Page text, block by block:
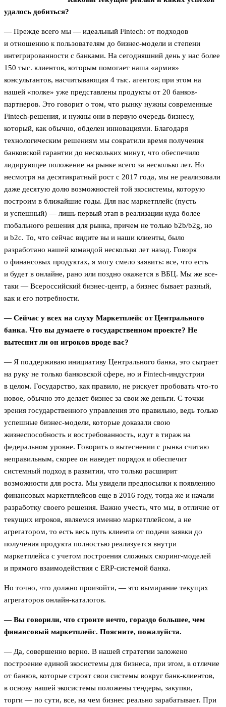
удалось добиться?
— Прежде всего мы — идеальный Fintech: от подходов
и отношению к пользователям до бизнес-модели и степени
интегрированности с банками. На сегодняшний день у нас более
150 тыс. клиентов, которым помогает наша «армия»
консультантов, насчитывающая 4 тыс. агентов; при этом на
нашей «полке» уже представлены продукты от 20 банков-
партнеров. Это говорит о том, что рынку нужны современные
Fintech-решения, и нужны они в первую очередь бизнесу,
который, как обычно, обделен инновациями. Благодаря
технологическим решениям мы сократили время получения
банковской гарантии до нескольких минут, что обеспечило
лидирующее положение на рынке всего за несколько лет. Но
несмотря на десятикратный рост с 2017 года, мы не реализовали
даже десятую долю возможностей той экосистемы, которую
построим в ближайшие годы. Для нас маркетплейс (пусть
и успешный) — лишь первый этап в реализации куда более
глобального решения для рынка, причем не только b2b/b2g, но
и b2c. То, что сейчас видите вы и наши клиенты, было
разработано нашей командой несколько лет назад. Говоря
о финансовых продуктах, я могу смело заявить: все, что есть
и будет в онлайне, рано или поздно окажется в ВБЦ. Мы же все-
таки — Всероссийский бизнес-центр, а бизнес бывает разный,
как и его потребности.
— Сейчас у всех на слуху Маркетплейс от Центрального
банка. Что вы думаете о государственном проекте? Не
вытеснит ли он игроков вроде вас?
— Я поддерживаю инициативу Центрального банка, это сыграет
на руку не только банковской сфере, но и Fintech-индустрии
в целом. Государство, как правило, не рискует пробовать что-то
новое, обычно это делает бизнес за свои же деньги. С точки
зрения государственного управления это правильно, ведь только
успешные бизнес-модели, которые доказали свою
жизнеспособность и востребованность, идут в тираж на
федеральном уровне. Говорить о вытеснении с рынка считаю
неправильным, скорее он наведет порядок и обеспечит
системный подход в развитии, что только расширит
возможности для роста. Мы увидели предпосылки к появлению
финансовых маркетплейсов еще в 2016 году, тогда же и начали
разработку своего решения. Важно учесть, что мы, в отличие от
текущих игроков, являемся именно маркетплейсом, а не
агрегатором, то есть весь путь клиента от подачи заявки до
получения продукта полностью реализуется внутри
маркетплейса с учетом построения сложных скоринг-моделей
и прямого взаимодействия с ERP-системой банка.
Но точно, что должно произойти, — это вымирание текущих
агрегаторов онлайн-каталогов.
— Вы говорили, что строите нечто, гораздо большее, чем
финансовый маркетплейс. Поясните, пожалуйста.
— Да, совершенно верно. В нашей стратегии заложено
построение единой экосистемы для бизнеса, при этом, в отличие
от банков, которые строят свои системы вокруг банк-клиентов,
в основу нашей экосистемы положены тендеры, закупки,
торги — по сути, все, на чем бизнес реально зарабатывает. При